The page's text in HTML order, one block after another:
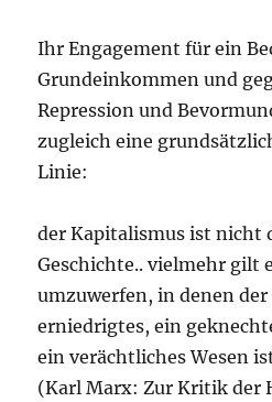
Ihr Engagement für ein
Grundeinkommen und
Repression und
zugleich eine
Linie:
der Kapitalismus ist nicht
Geschichte.. vielmehr gilt
umzuwerfen, in denen
erniedrigtes, ein
ein verächtliches Wesen
(Karl Marx: Zur Kritik der